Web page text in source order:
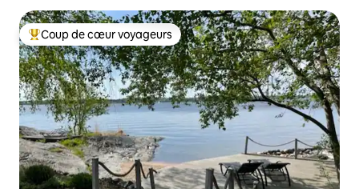
Coups de cœur voyageurs les plus appréciés
Coup de cœur voyageurs